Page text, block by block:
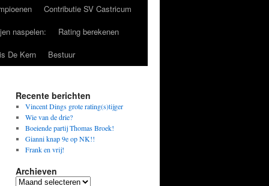
Contributie SV Castricum
naspelen:
Rating berekenen
De Kern Bestuur
Recente berichten
Vincent Dings grote rating(s)tijger
Wie van de drie?
Boeiende partij Thomas Broek!
Gianni knap 9e op NK!!
Frank en vrij!
Archieven
Archieven